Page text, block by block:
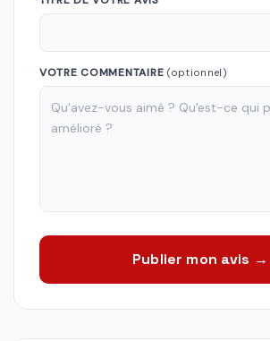
VOTRE COMMENTAIRE (optionnel)
Publier mon avis →